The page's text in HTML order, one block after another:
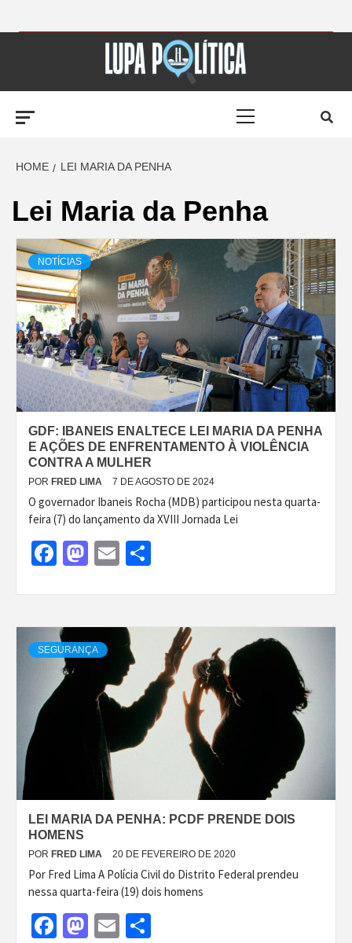
LUPA
POLÍTICA –
AMPLIANDO A
NOTÍCIA
HOME LEI MARIA DA PENHA
Lei Maria da Penha
NOTÍCIAS
GDF: IBANEIS ENALTECE LEI MARIA DA PENHA
E AÇÕES DE ENFRENTAMENTO À VIOLÊNCIA
CONTRA A MULHER
POR FRED LIMA 7 DE AGOSTO DE 2024
O governador Ibaneis Rocha (MDB) participou nesta quarta-
feira (7) do lançamento da XVIII Jornada Lei
Facebook
Mastodon
Email
SEGURANÇA
LEI MARIA DA PENHA: PCDF PRENDE DOIS
HOMENS
POR FRED LIMA 20 DE FEVEREIRO DE 2020
Por Fred Lima A Polícia Civil do Distrito Federal prendeu
nessa quarta-feira (19) dois homens
Facebook
Mastodon
Email